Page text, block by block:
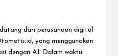
dari perusahaan digital
yang menggunakan
dengan AI. Dalam waktu